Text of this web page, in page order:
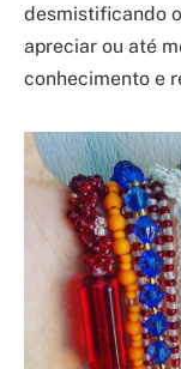
desmistificando
apreciar ou até
conhecimento e